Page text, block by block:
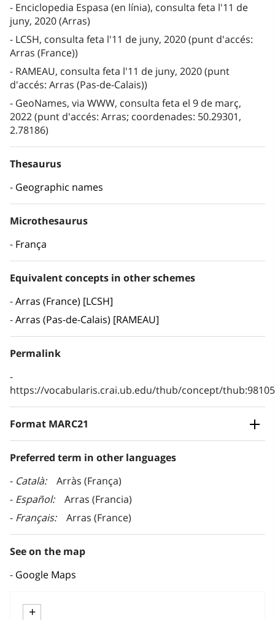
Enciclopedia Espasa (en línia), consulta feta l'11 de
juny, 2020 (Arras)
LCSH, consulta feta l'11 de juny, 2020 (punt d'accés:
Arras (France))
RAMEAU, consulta feta l'11 de juny, 2020 (punt
d'accés: Arras (Pas-de-Calais))
GeoNames, via WWW, consulta feta el 9 de març,
2022 (punt d'accés: Arras; coordenades: 50.29301,
2.78186)
Thesaurus
Geographic names
Microthesaurus
França
Equivalent concepts in other schemes
Arras (France) [LCSH]
Arras (Pas-de-Calais) [RAMEAU]
Permalink
https://vocabularis.crai.ub.edu/thub/concept/
Format MARC21
Preferred term in other languages
Català
Arràs (França)
Español
Arras (Francia)
Français
Arras (France)
See on the map
Google Maps
+